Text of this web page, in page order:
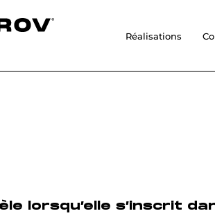
Réalisations
lorsqu’elle s’inscrit